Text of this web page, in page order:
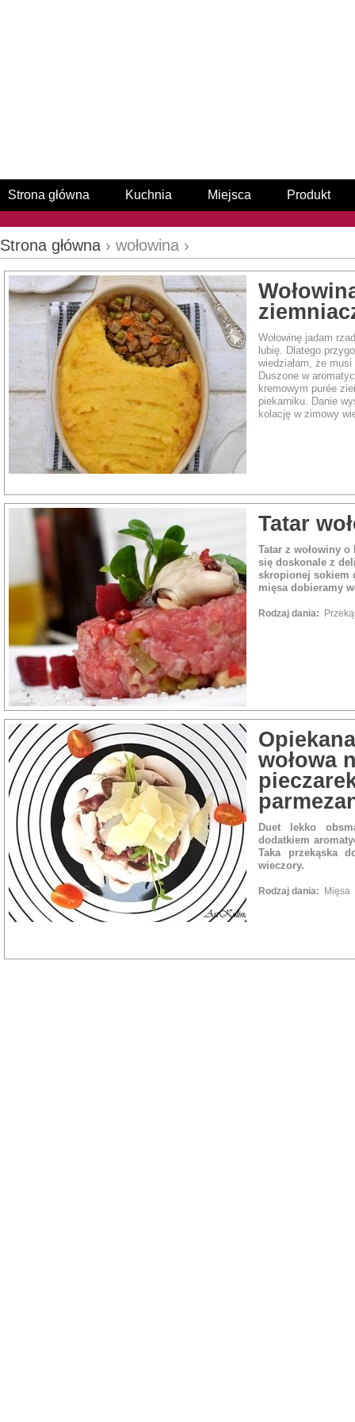
Strona główna Kuchnia Miejsca Produkt
Strona główna › wołowina ›
Wołowinę jadam
lubię. Dlatego
wiedziałam, że
Duszone w
kremowym purée
piekarniku. Danie
kolację w zimowy
Tatar
Tatar z wołowiny
się doskonale z
skropionej sokiem
mięsa dobieramy
Rodzaj dania:
wołowa
Duet lekko
dodatkiem
Taka przekąska
wieczory.
Rodzaj dania: Mięsa